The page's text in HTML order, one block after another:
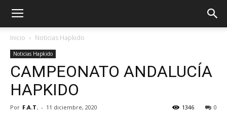
Inicio Noticias Hapkido
Noticias Hapkido
CAMPEONATO ANDALUCÍA
HAPKIDO
Por F.A.T. - 11 diciembre, 2020 0
1346